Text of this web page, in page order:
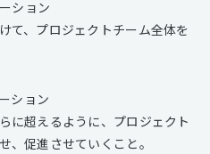
ション
て、プロジェクトチーム全体を
ション
に超えるように、プロジェクト
、促進させていくこと。